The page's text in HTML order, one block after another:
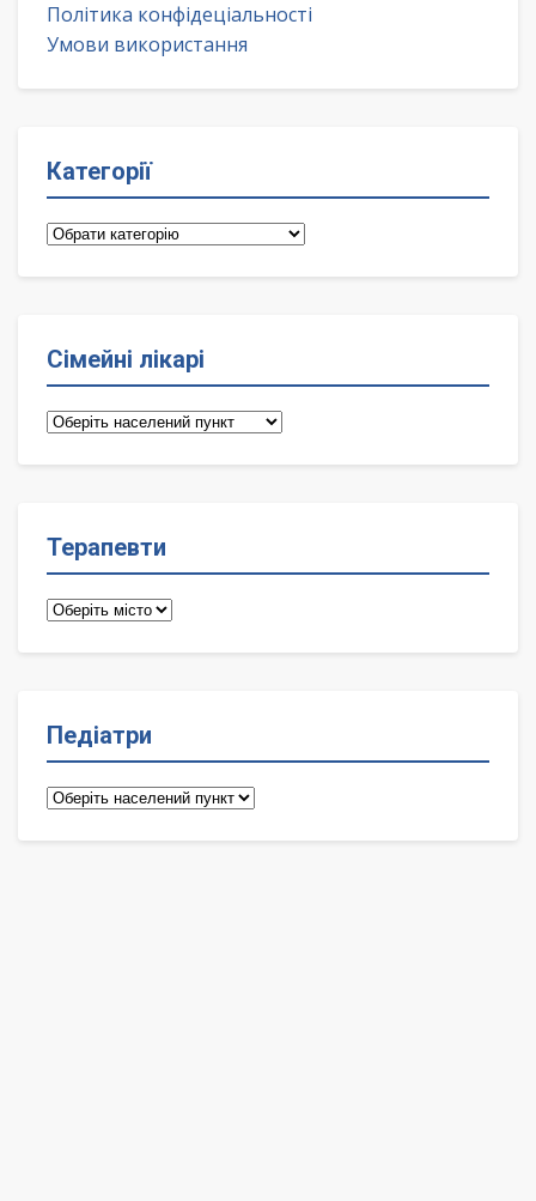
Політика конфідеціальності
Умови використання
Категорії
Категорії
Сімейні лікарі
Сімейні
Терапевти
Терапевти
Педіатри
Педіатри